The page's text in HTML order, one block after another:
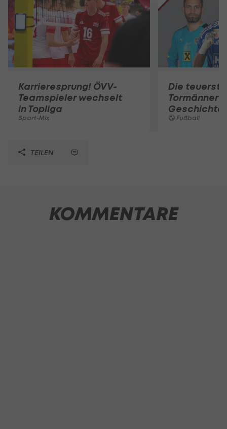
Karrieresprung! ÖVV-
Teamspieler wechselt
in Topliga
Sport-Mix
Die
Tormänner
Geschichte
Fußball
TEILEN
KOMMENTARE